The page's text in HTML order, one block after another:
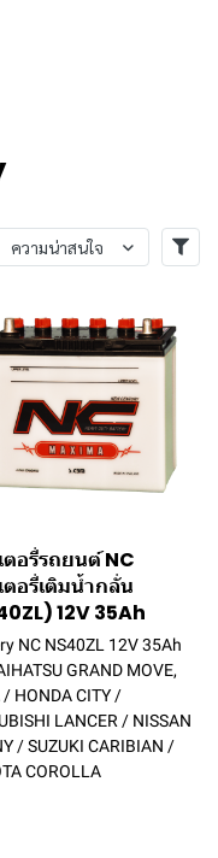
ความน่าสนใจ
ตอรี่รถยนต์ NC
ตอรี่เติมน้ำกลั่น
12V 35Ah
NC NS40ZL 12V 35Ah
GRAND MOVE,
/ HONDA CITY /
LANCER / NISSAN
/ SUZUKI CARIBIAN /
COROLLA